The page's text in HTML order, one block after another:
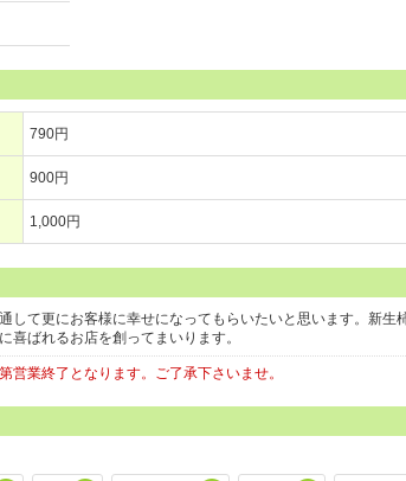
790円
900円
1,000円
て更にお客様に幸せになってもらいたいと思います。新生
ばれるお店を創ってまいります。
業終了となります。ご了承下さいませ。